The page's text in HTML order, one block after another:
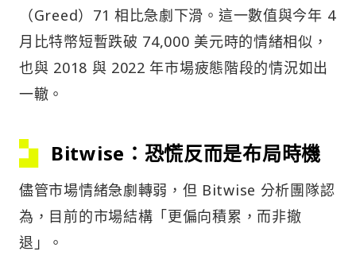
（Greed）71 相比急劇下滑。這一數值與今年 4
月比特幣短暫跌破 74,000 美元時的情緒相似，
也與 2018 與 2022 年市場疲態階段的情況如出
一轍。
Bitwise：恐慌反而是布局時機
儘管市場情緒急劇轉弱，但 Bitwise 分析團隊認
為，目前的市場結構「更偏向積累，而非撤
退」。